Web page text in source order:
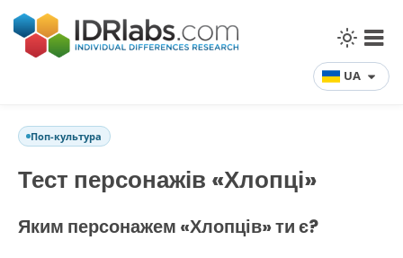
UA
Поп-культура
Тест персонажів «Хлопці»
Яким персонажем «Хлопців» ти є?